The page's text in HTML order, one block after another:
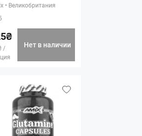
• Великобритания
/
Нет в наличии